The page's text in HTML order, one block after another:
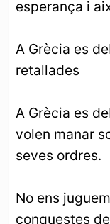
esperança i
A Grècia es
retallades
A Grècia es
volen manar
seves ordres.
No ens
conquestes